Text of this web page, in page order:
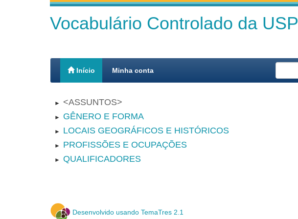
Vocabulário Controlado da USP
Início Minha conta
► ASSUNTOS
► GÊNERO E FORMA
► LOCAIS GEOGRÁFICOS E HISTÓRICOS
► PROFISSÕES E OCUPAÇÕES
► QUALIFICADORES
Desenvolvido usando TemaTres 2.1